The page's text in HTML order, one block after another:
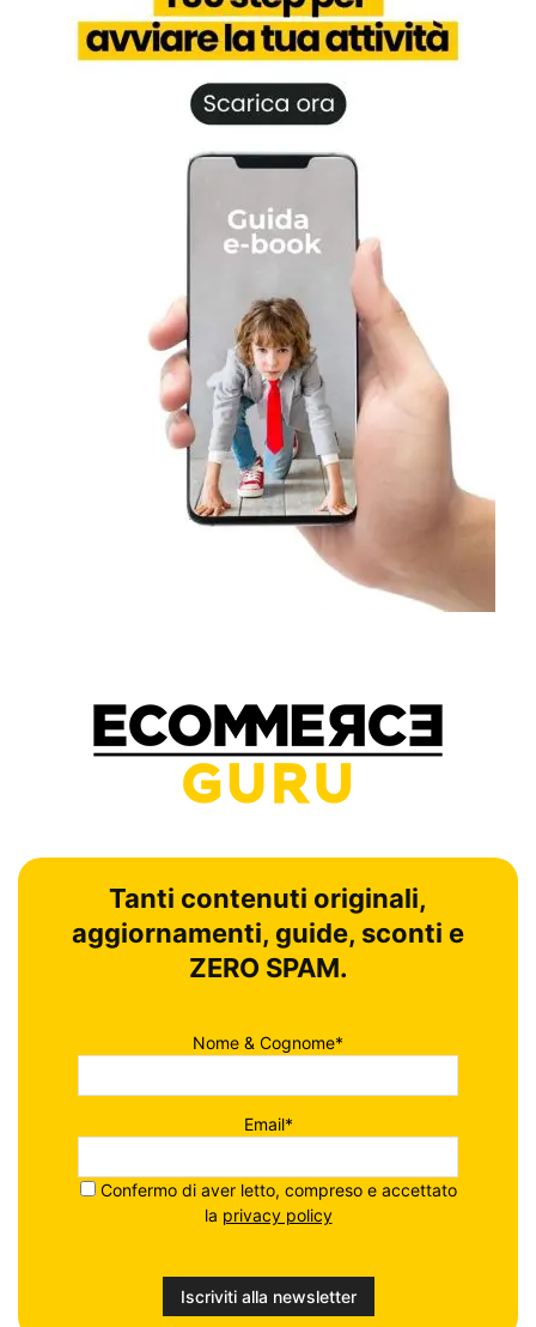
Tanti contenuti originali,
aggiornamenti, guide, sconti e
ZERO SPAM.
Nome & Cognome*
Email*
Confermo di aver letto, compreso e accettato
la privacy policy